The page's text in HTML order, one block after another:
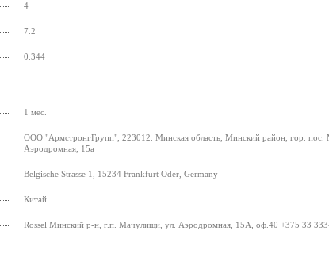
4
7.2
0.344
1 мес.
ООО "АрмстронгГрупп", 223012. Минская область, Минский район, гор. пос.
Аэродромная, 15а
Belgische Strasse 1, 15234 Frankfurt Oder, Germany
Китай
Rossel Минский р-н, г.п. Мачулищи, ул. Аэродромная, 15А, оф.40 +375 33